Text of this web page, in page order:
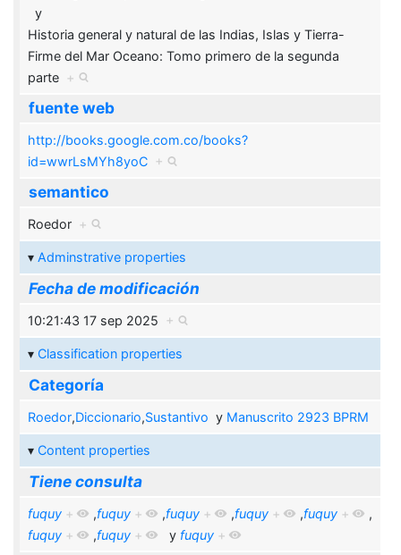
y
Historia general y natural de las Indias, Islas y Tierra-
Firme del Mar Oceano: Tomo primero de la segunda
parte +
fuente web
http://books.google.com.co/books?
id=wwrLsMYh8yoC
+
semantico
Roedor +
Adminstrative properties
Fecha de modificación
10:21:43 17 sep 2025 +
Classification properties
Categoría
Roedor,Diccionario,Sustantivo y Manuscrito 2923 BPRM
Content properties
Tiene consulta
fuquy + ,fuquy + ,fuquy + ,fuquy + ,fuquy +
,
fuquy + ,fuquy + y fuquy +